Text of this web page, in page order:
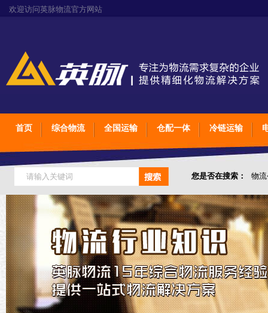
欢迎访问英脉物流官方网站
首页 综合物流 全国运输 仓配一体 冷链运输
您是否在搜索： 物
仓储综合专业定制物